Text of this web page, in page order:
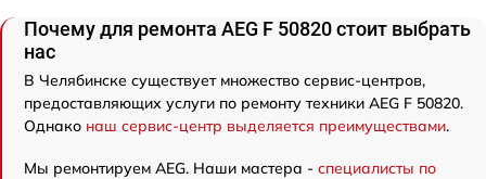
Почему для ремонта AEG F 50820 стоит выбрать
нас
В Челябинске существует множество сервис-центров,
предоставляющих услуги по ремонту техники AEG F 50820.
Однако наш сервис-центр выделяется преимуществами.
Мы ремонтируем AEG. Наши мастера - специалисты по